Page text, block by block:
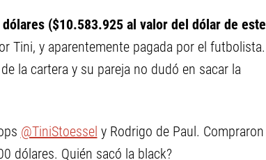
($10.583.925 al valor del dólar de este
Tini, y aparentemente pagada por el futbolista.
la cartera y su pareja no dudó en sacar la
@TiniStoessel y Rodrigo de Paul. Compraron
dólares. Quién sacó la black?